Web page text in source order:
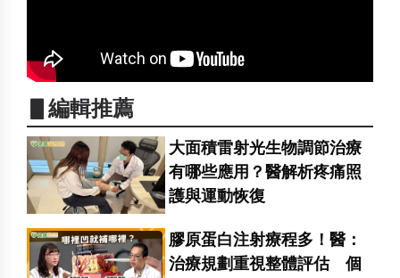
▋編輯推薦
大面積雷射光生物調節治療
有哪些應用？醫解析疼痛照
護與運動恢復
膠原蛋白注射療程多！醫：
治療規劃重視整體評估 個